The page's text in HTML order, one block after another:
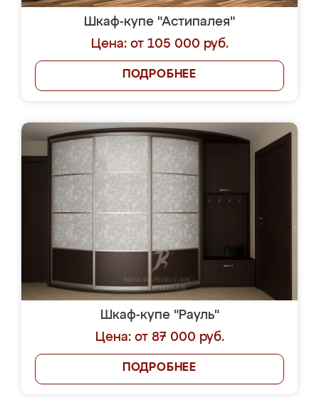
Шкаф-купе "Астипалея"
Цена: от 105 000 руб.
ПОДРОБНЕЕ
Шкаф-купе "Рауль"
Цена: от 87 000 руб.
ПОДРОБНЕЕ